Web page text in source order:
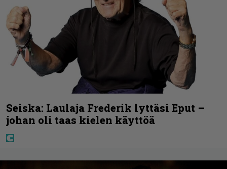
Seiska: Laulaja Frederik lyttäsi Eput –
johan oli taas kielen käyttöä